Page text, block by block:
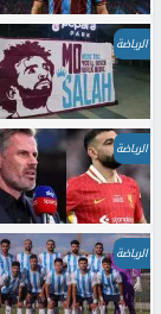
الرياضة
الرياضة
الرياضة